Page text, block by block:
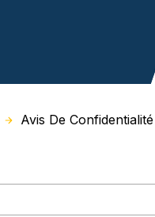
Avis De Confidentialité